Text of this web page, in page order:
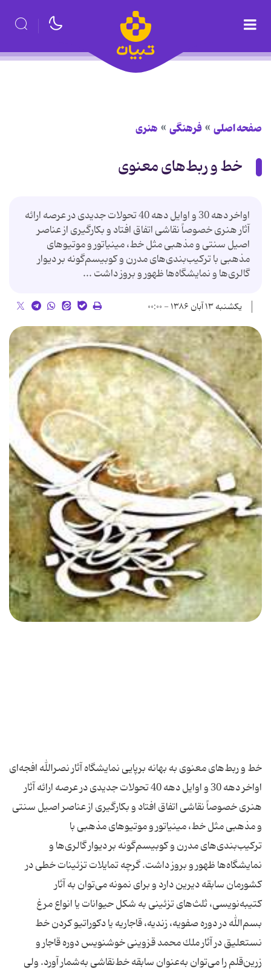
صفحه اصلی فرهنگی هنری
خط و ربط‌های معنوی
اواخر دهه 30 و اوایل دهه 40 تحولات جدیدی در عرصه ارائه
آثار هنری خصوصاً نقاشی اتفاق افتاد و بكارگیری از عناصر
اصیل سنتی و مذهبی مثل خط، مینیاتور و موتیوهای
مذهبی با تركیب‌بندی‌های مدرن و كوبیسم‌گونه بر دیوار
گالری‌ها و نمایشگاه‌ها ظهور و بروز داشت ...
یکشنبه ۱۳ آبان ۱۳۸۶ - ۰۰:۰۰
خط و ربط‌های معنوی به بهانه برپایی نمایشگاه آثار نصرالله افجه‌ای
اواخر دهه 30 و اوایل دهه 40 تحولات جدیدی در عرصه ارائه آثار
هنری خصوصاً نقاشی اتفاق افتاد و بكارگیری از عناصر اصیل سنتی
و مذهبی مثل خط، مینیاتور و موتیوهای مذهبی با
تركیب‌بندی‌های مدرن و كوبیسم‌گونه بر دیوار گالری‌ها و
نمایشگاه‌ها ظهور و بروز داشت. گرچه تمایلات تزئینات خطی در
كشورمان سابقه دیرین دارد و برای نمونه می‌توان به آثار
كتیبه‌نویسی، ثلث‌های تزئینی به شكل حیوانات یا انواع مرغ
بسم‌الله در دوره صفویه، زندیه، قاجاریه یا دكوراتیو كردن خط
نستعلیق در آثار ملك محمد قزوینی خوشنویس دوره قاجار و
زرین‌قلم را می‌توان به‌عنوان سابقه خط‌نقاشی به‌شمار آورد. ولی